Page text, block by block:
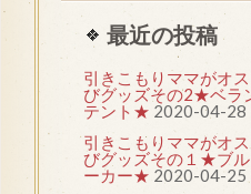
最近の投稿
引きこもりママがオ
びグッズその2★ベラ
テント★ 2020-04-28
引きこもりママがオ
びグッズその１★ブ
ーカー★ 2020-04-25